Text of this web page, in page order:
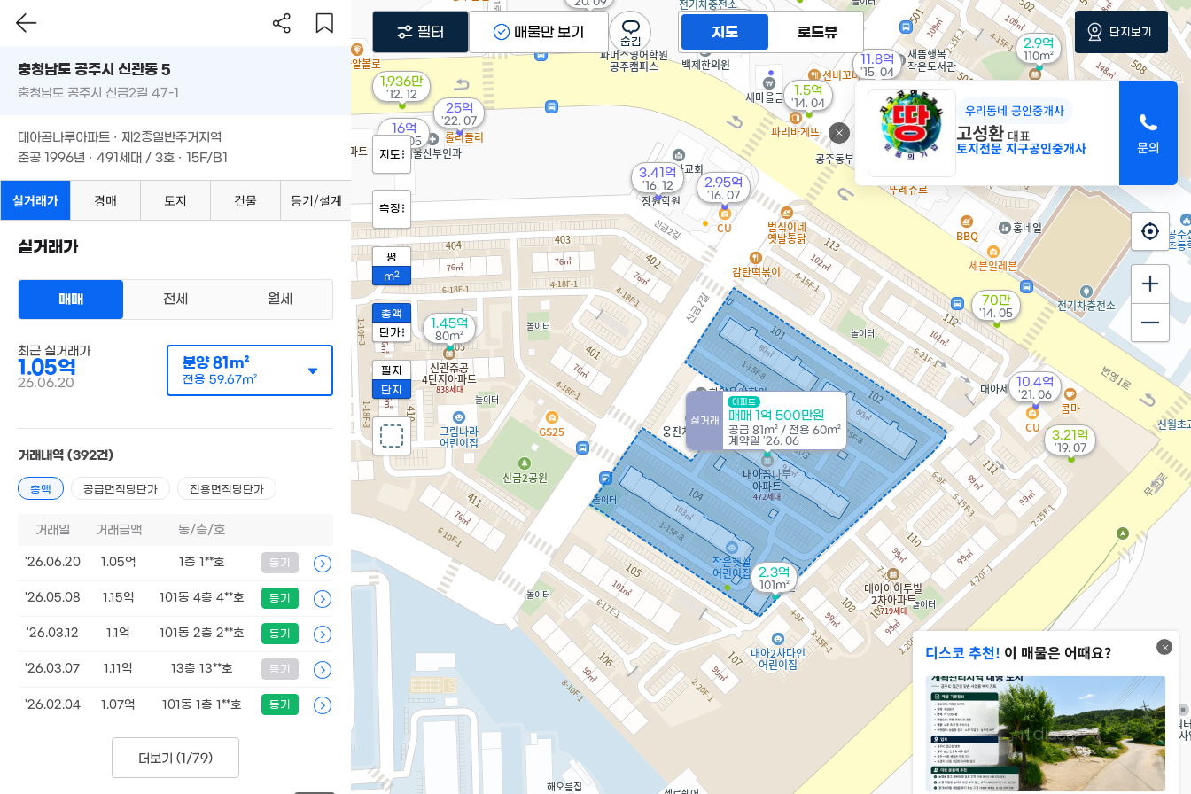
1.45억
80m²
2.3억
101m²
실거래
아파트
매매 1억 500만원
공급 81m² / 전용 60m²
계약일 '26. 06
2.9억
110m²
25억
'22. 07
16억
'22. 05
10.4억
'21. 06
'21. 04
3.21억
'19. 07
3.41억
'16. 12 2.95억
'16. 07
11.8억
'15. 04
70만
'14. 05
1.5억
'14. 04
1,936만
'12. 12
108만
'06. 06
디스코 추천! 이 매물은 어때요?
우리동네 공인중개사
고성환 대표
토지전문 지구공인중개사
지도 로드뷰
지도
측정
평
m2
총액
단가
필지
단지
필터 매물만 보기 단지보기
충청남도 공주시 신관동 5
충청남도 공주시 신금2길 47-1
대아곰나루아파트 · 제2종일반주거지역
준공 1996년 · 491세대 / 3호 · 15F/B1
실거래가 경매 토지 건물 등기/설계
실거래가
매매 전세 월세
최근 실거래가
1.05억
26.06.20
분양81m²
전용 59.67m²
거래내역 (392건)
총액 공급면적당단가 전용면적당단가
거래일 거래금액 동/층/호
'26.06.20 1.05억 1층 1**호 등기
'26.05.08 1.15억 101동 4층 4**호 등기
'26.03.12 1.1억 101동 2층 2**호 등기
'26.03.07 1.11억 13층 13**호 등기
'26.02.04 1.07억 101동 1층 1**호 등기
더보기 (1/79)